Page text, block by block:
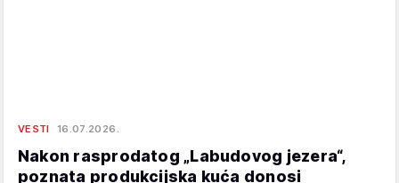
VESTI 16.07.2026.
Nakon rasprodatog „Labudovog jezera“,
poznata produkcijska kuća donosi